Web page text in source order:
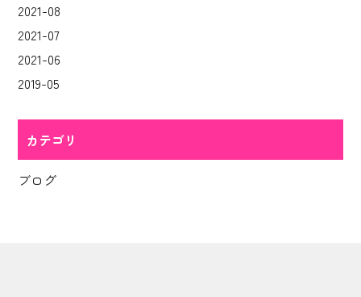
2021-08
2021-07
2021-06
2019-05
カテゴリ
ブログ